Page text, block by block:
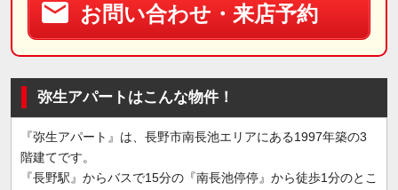
お問い合わせ・来店予約
弥生アパートはこんな物件！
『弥生アパート』は、長野市南長池エリアにある1997年築の3
階建てです。
『長野駅』からバスで15分の『南長池停停』から徒歩1分のとこ